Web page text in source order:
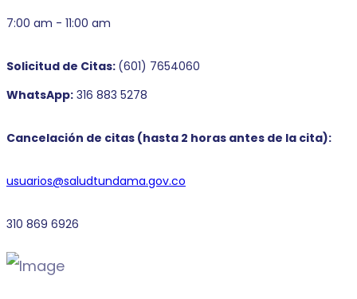
7:00 am - 11:00 am
Solicitud de Citas: (601) 7654060
WhatsApp: 316 883 5278
Cancelación de citas (hasta 2 horas antes de la cita):
usuarios@saludtundama.gov.co
310 869 6926